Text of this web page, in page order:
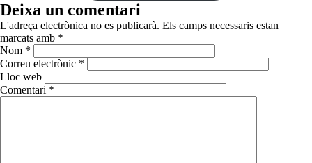
Deixa un comentari
L'adreça electrònica no es publicarà. Els camps necessaris estan
marcats amb *
Nom *
Correu electrònic *
Lloc web
Comentari *